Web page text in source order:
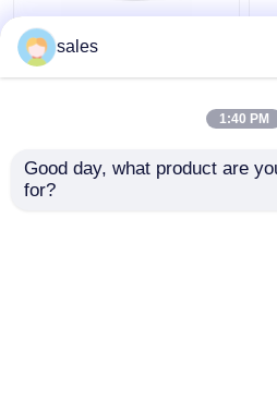
4D29G31-04003
হেলিকপ্টার ফর্কলিফ্টের জন্য
sales
1:40 PM
Good day, what product are
for?